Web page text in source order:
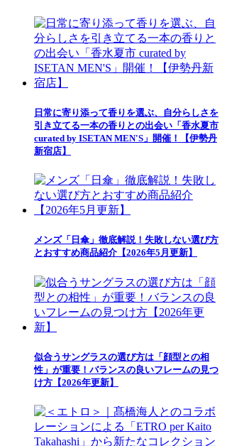
日常に寄り添って香りを選ぶ、自分らしさを
引き立てる一本の香りとの出会い「香水夏市
curated by ISETAN MEN'S」開催！【伊勢丹
新宿店】
メンズ「日傘」徹底解説！失敗しない選び方
とおすすめ商品紹介【2026年5月更新】
似合うサングラスの選び方は「顔型との相
性」が重要！バランスの良いフレームの見つ
け方【2026年更新】